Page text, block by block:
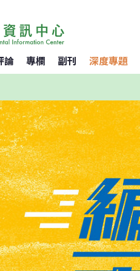
論 專欄 副刊 深度專題